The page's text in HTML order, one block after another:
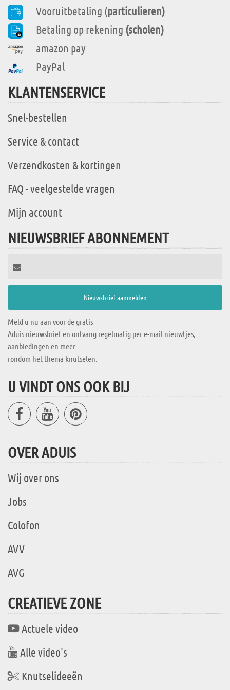
Vooruitbetaling (particulieren)
Betaling op rekening (scholen)
amazon pay
PayPal
KLANTENSERVICE
Snel-bestellen
Service & contact
Verzendkosten & kortingen
FAQ - veelgestelde vragen
Mijn account
NIEUWSBRIEF ABONNEMENT
Meld u nu aan voor de gratis
Aduis nieuwsbrief en ontvang regelmatig per e-mail nieuwtjes,
aanbiedingen en meer
rondom het thema knutselen.
U VINDT ONS OOK BIJ
OVER ADUIS
Wij over ons
Jobs
Colofon
AVV
AVG
CREATIEVE ZONE
Actuele video
Alle video's
Knutselideeën